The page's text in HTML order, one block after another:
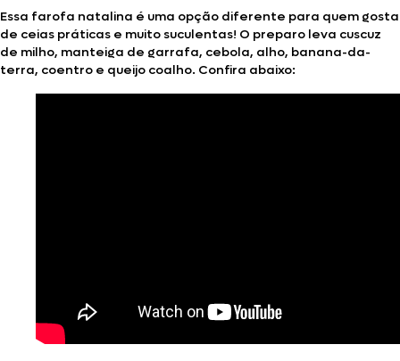
Essa farofa natalina é uma opção diferente para quem gosta
de ceias práticas e muito suculentas! O preparo leva cuscuz
de milho, manteiga de garrafa, cebola, alho, banana-da-
terra, coentro e queijo coalho. Confira abaixo: